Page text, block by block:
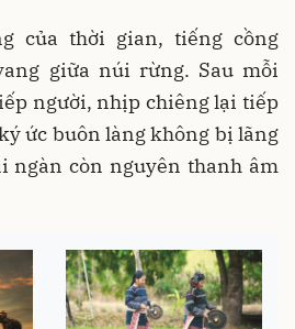
của thời gian, tiếng cồng
giữa núi rừng. Sau mỗi
người, nhịp chiêng lại tiếp
ức buôn làng không bị lãng
ngàn còn nguyên thanh âm